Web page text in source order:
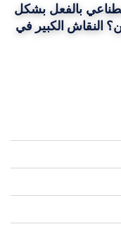
بالفعل بشكل
النقاش الكبير في